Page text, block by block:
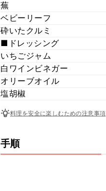
蕪
ベビーリーフ
砕いたクルミ
■ドレッシング
いちごジャム
白ワインビネガー
オリーブオイル
塩胡椒
料理を安全に楽しむための注意事項
手順